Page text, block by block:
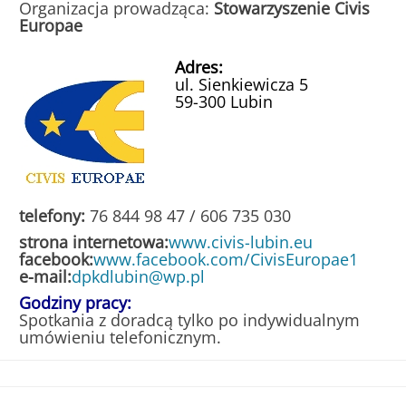
Organizacja prowadząca: Stowarzyszenie Civis
Europae
Adres:
ul. Sienkiewicza 5
59-300 Lubin
telefony: 76 844 98 47 / 606 735 030
strona internetowa:www.civis-lubin.eu
facebook:www.facebook.com/CivisEuropae1
e-mail:dpkdlubin@wp.pl
Godziny pracy:
Spotkania z doradcą tylko po indywidualnym
umówieniu telefonicznym.